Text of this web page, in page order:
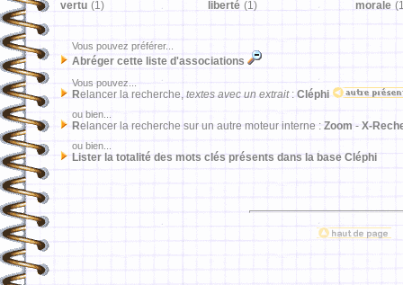
vertu (1) liberté (1) morale
Vous pouvez préférer...
Abréger cette liste d'associations
Vous pouvez...
Relancer la recherche, textes avec un extrait: Cléphi
ou bien...
Relancer la recherche sur un autre moteur interne : Zoom - X-
ou bien...
Lister la totalité des mots clés présents dans la base Cléphi